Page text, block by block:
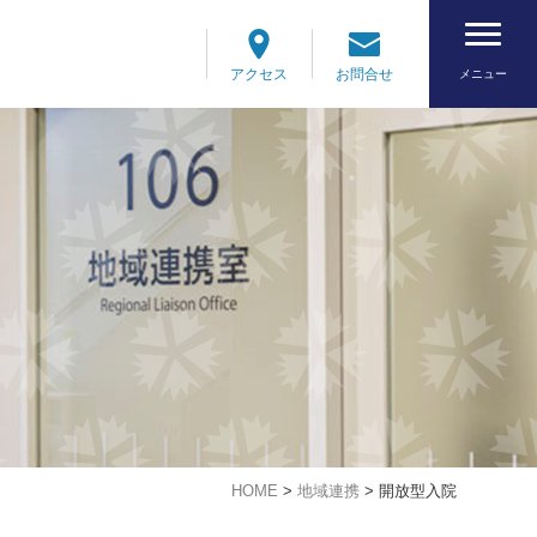
アクセス お問合せ メニュー
HOME > 地域連携> 開放型入院